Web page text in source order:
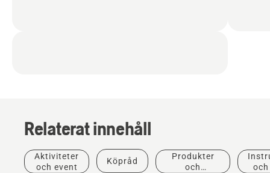
Relaterat innehåll
Aktiviteter
och event
Köpråd
Produkter
och